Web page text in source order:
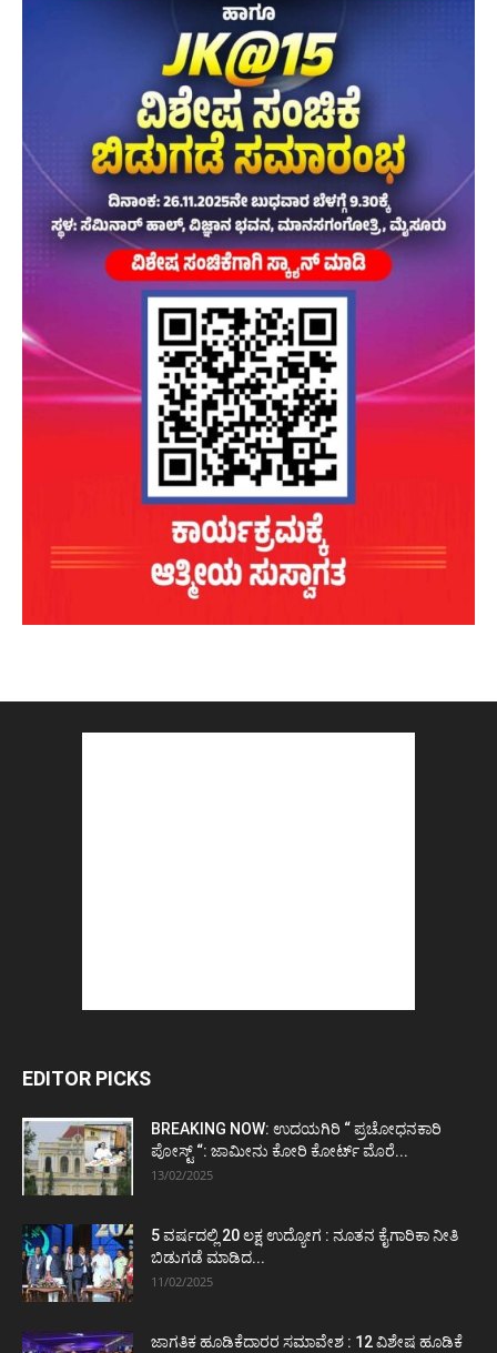
EDITOR PICKS
BREAKING NOW: ಉದಯಗಿರಿ “ ಪ್ರಚೋಧನಕಾರಿ
ಪೋಸ್ಟ್‌ “: ಜಾಮೀನು ಕೋರಿ ಕೋರ್ಟ್‌ ಮೊರೆ...
13/02/2025
5 ವರ್ಷದಲ್ಲಿ 20 ಲಕ್ಷ ಉದ್ಯೋಗ : ನೂತನ ಕೈಗಾರಿಕಾ ನೀತಿ
ಬಿಡುಗಡೆ ಮಾಡಿದ...
11/02/2025
ಜಾಗತಿಕ ಹೂಡಿಕೆದಾರರ ಸಮಾವೇಶ : 12 ವಿಶೇಷ ಹೂಡಿಕೆ